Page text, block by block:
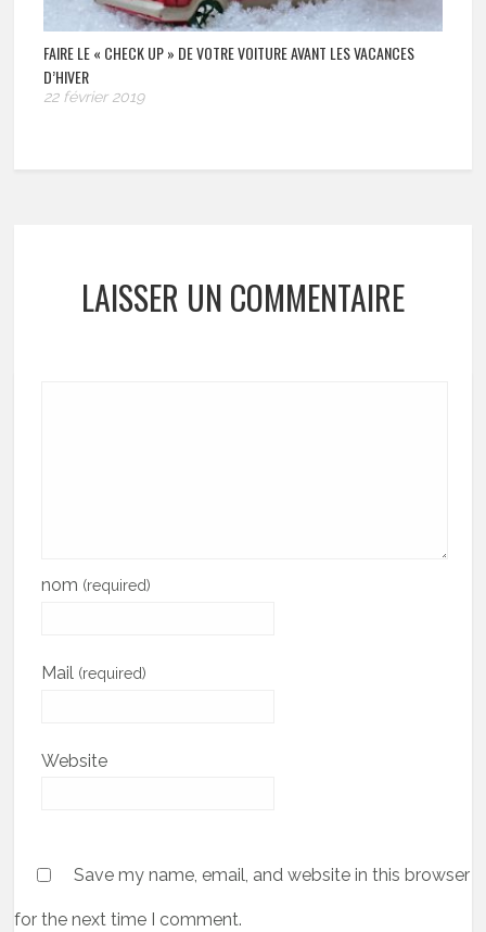
FAIRE LE « CHECK UP » DE VOTRE VOITURE AVANT LES VACANCES
D’HIVER
22 février 2019
LAISSER UN COMMENTAIRE
nom (required)
Mail (required)
Website
Save my name, email, and website in this browser
for the next time I comment.